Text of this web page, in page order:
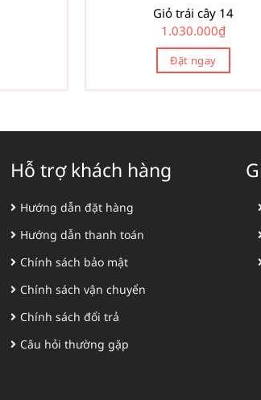
Giỏ trái cây 14
1.030.000₫
Đặt ngay
Hỗ trợ khách hàng
Hướng dẫn đặt hàng
Hướng dẫn thanh toán
Chính sách bảo mật
Chính sách vận chuyển
Chính sách đổi trả
Câu hỏi thường gặp